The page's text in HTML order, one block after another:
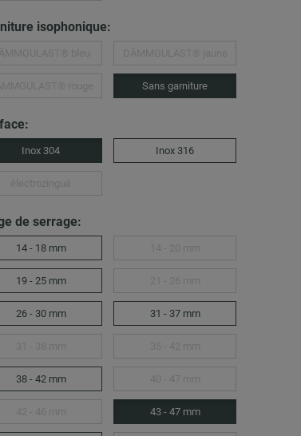
isophonique:
Sans garniture
Inox 304 Inox 316
de serrage:
14 - 18 mm
19 - 25 mm
26 - 30 mm 31 - 37 mm
38 - 42 mm
43 - 47 mm